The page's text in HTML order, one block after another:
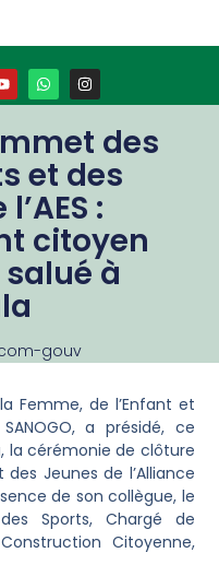
des
et des
:
citoyen
à
gouv
Femme, de l’Enfant et
a présidé, ce
la cérémonie de clôture
Jeunes de l’Alliance
de son collègue, le
Sports, Chargé de
Citoyenne,